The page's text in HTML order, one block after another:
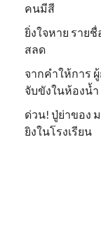
คนมีสี
ยิ่งใจหาย ราย
สลด
จากคำให้การ
จับขังในห้องน้
ด่วน! ปู่ย่าของ
ยิงในโรงเรียน